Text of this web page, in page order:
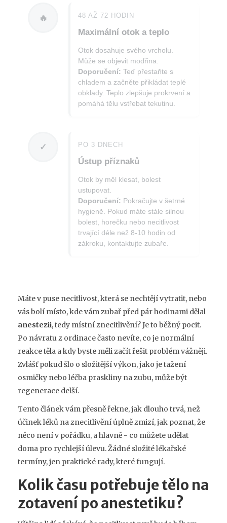
🔥 48 AŽ 72 HODIN
Maximální otok a teplo
Otok dosahuje svého vrcholu.
Může se objevit modřina.
Doporučení: Teď přestaňte s
chladem a začněte přikládat teplé
obklady. Teplo zlepšuje prokrvení a
pomáhá tělu vstřebat tekutinu.
✓ PO 3 DNECH
Ústup příznaků
Otok by měl klesat, bolest
ustupovat.
Doporučení: Pokračujte v šetrné
hygieně. Pokud máte stále silnou
bolest, horečku nebo necitlivost
trvající déle než 8-10 hodin od
zákroku, kontaktujte zubaře.
Máte v puse necitlivost, která se nechtějí vytratit, nebo
vás bolí místo, kde vám zubař před pár hodinami dělal
anestezii, tedy místní znecitlivění?Je to běžný pocit.
Po návratu z ordinace často nevíte, co je normální
reakce těla a kdy byste měli začít řešit problém vážněji.
Zvlášť pokud šlo o složitější výkon, jako je tažení
osmičky nebo léčba praskliny na zubu, může být
regenerace delší.
Tento článek vám přesně řekne, jak dlouho trvá, než
účinek léků na znecitlivěníúplně zmizí, jak poznat, že
něco není v pořádku, a hlavně - co můžete udělat
doma pro rychlejší úlevu. Žádné složité lékařské
termíny, jen praktické rady, které fungují.
Kolik času potřebuje tělo na
zotavení po anestetiku?